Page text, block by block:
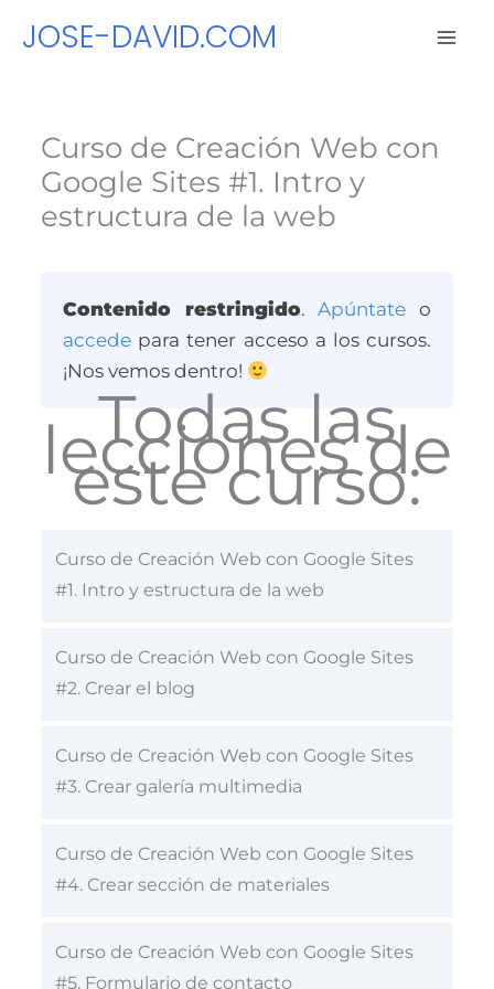
JOSE-DAVID.COM
Curso de Creación Web con
Google Sites #1. Intro y
estructura de la web
Contenido restringido.Apúntate o
accede para tener acceso a los cursos.
¡Nos vemos dentro!
Todas las
lecciones de
este curso:
Curso de Creación Web con Google Sites
#1. Intro y estructura de la web
Curso de Creación Web con Google Sites
#2. Crear el blog
Curso de Creación Web con Google Sites
#3. Crear galería multimedia
Curso de Creación Web con Google Sites
#4. Crear sección de materiales
Curso de Creación Web con Google Sites
#5. Formulario de contacto